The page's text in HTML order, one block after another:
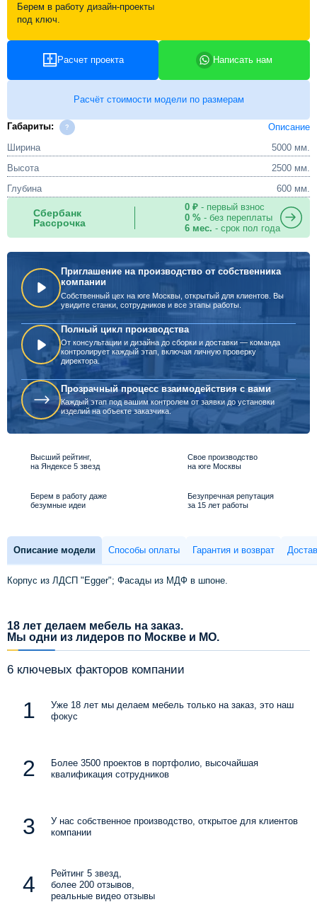
Видеоотзывы
Статьи
Берем в работу дизайн-проекты
под ключ.
Расчет проекта Написать нам
Расчёт стоимости модели по размерам
Габариты:
Описание
Ширина
5000 мм.
Высота
2500 мм.
Глубина
600 мм.
Сбербанк
Рассрочка
0 ₽- первый взнос
0 %- без переплаты
6 мес. - срок пол года
Приглашение на производство от собственника
компании
Собственный цех на юге Москвы, открытый для клиентов. Вы
увидите станки, сотрудников и все этапы работы.
Полный цикл производства
От консультации и дизайна до сборки и доставки — команда
контролирует каждый этап, включая личную проверку
директора.
Прозрачный процесс взаимодействия с вами
Каждый этап под вашим контролем от заявки до установки
изделий на объекте заказчика.
Высший рейтинг,
на Яндексе 5 звезд
Свое производство
на юге Москвы
Берем в работу даже
безумные идеи
Безупречная репутация
за 15 лет работы
Описание модели Способы оплаты Гарантия и возврат
Корпус из ЛДСП "Egger"; Фасады из МДФ в шпоне.
18 лет делаем мебель на заказ.
Мы одни из лидеров по Москве и МО.
6 ключевых факторов компании
Уже 18 лет мы делаем мебель только на заказ, это наш
фокус
Более 3500 проектов в портфолио, высочайшая
квалификация сотрудников
У нас собственное производство, открытое для клиентов
компании
Рейтинг 5 звезд,
более 200 отзывов,
реальные видео отзывы